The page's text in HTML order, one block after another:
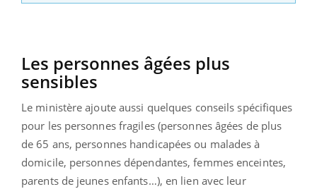
Les personnes âgées plus
sensibles
Le ministère ajoute aussi quelques conseils spécifiques
pour les personnes fragiles (personnes âgées de plus
de 65 ans, personnes handicapées ou malades à
domicile, personnes dépendantes, femmes enceintes,
parents de jeunes enfants…), en lien avec leur